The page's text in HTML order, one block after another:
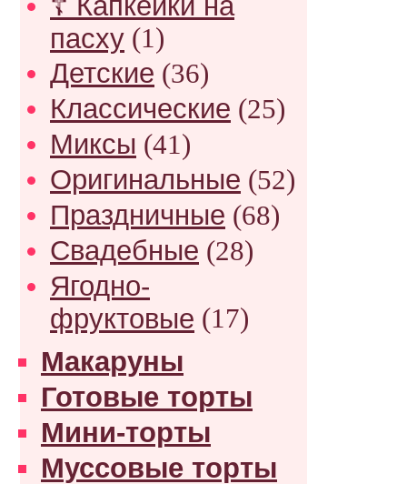
пасху (1)
Детские (36)
Классические (25)
Миксы (41)
Оригинальные (52)
Праздничные (68)
Свадебные (28)
Ягодно-
фруктовые (17)
Макаруны
Готовые торты
Мини-торты
Муссовые торты